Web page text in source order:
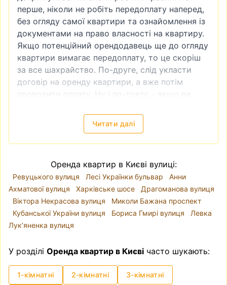
перше, ніколи не робіть передоплату наперед,
без огляду самої квартири та ознайомлення із
документами на право власності на квартиру.
Якщо потенційний орендодавець ще до огляду
квартири вимагає передоплату, то це скоріш
за все шахрайство. По-друге, слід укласти
договір на оренду квартири, а вже потім
проводити оплату. Ну і по-третє - якщо ви
то це теж зазвичай ознака шахрайства.
Зняти квартиру в Києві—локація, ціни
Київ поділений на десять районів. Річка Дніпро
Оболонський, Печерський, Подільський,
Святошинський, Солом'янський і
Шевченківський знаходяться на правому
березі, а Дарницький, Деснянський і
Дніпровський - на лівому. Проте, коли йде
мова про вибір локації для оренди квартири,
адміністративні райони часто включають у
себе різні за класом та комфортом для
проживання варіанти квартир. Для прикладу,
Читати далі
Оренда квартир в Києві вулиці:
Ревуцького вулиця Лесі Українки бульвар
Анни
Ахматової вулиця
Харківське шосе
Драгоманова вулиця
Віктора Некрасова вулиця
Миколи Бажана проспект
Кубанської України вулиця
Бориса Гмирі вулиця
Левка
Лукʼяненка вулиця
У розділі Оренда квартир в Києві часто шукають:
1-кімнатні 2-кімнатні 3-кімнатні